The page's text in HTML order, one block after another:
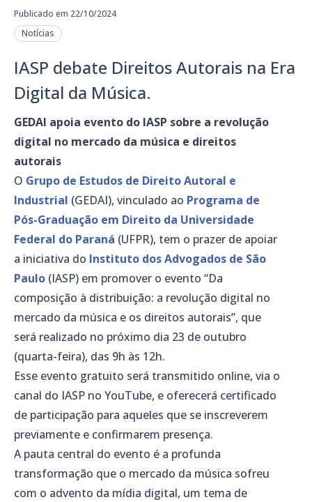
Publicado em 22/10/2024
Notícias
IASP debate Direitos Autorais na Era
Digital da Música.
GEDAI apoia evento do IASP sobre a revolução
digital no mercado da música e direitos
autorais
O Grupo de Estudos de Direito Autoral e
Industrial (GEDAI), vinculado ao Programa de
Pós-Graduação em Direito da Universidade
Federal do Paraná (UFPR), tem o prazer de apoiar
a iniciativa do Instituto dos Advogados de São
Paulo (IASP) em promover o evento “Da
composição à distribuição: a revolução digital no
mercado da música e os direitos autorais”, que
será realizado no próximo dia 23 de outubro
(quarta-feira), das 9h às 12h.
Esse evento gratuito será transmitido online, via o
canal do IASP no YouTube, e oferecerá certificado
de participação para aqueles que se inscreverem
previamente e confirmarem presença.
A pauta central do evento é a profunda
transformação que o mercado da música sofreu
com o advento da mídia digital, um tema de